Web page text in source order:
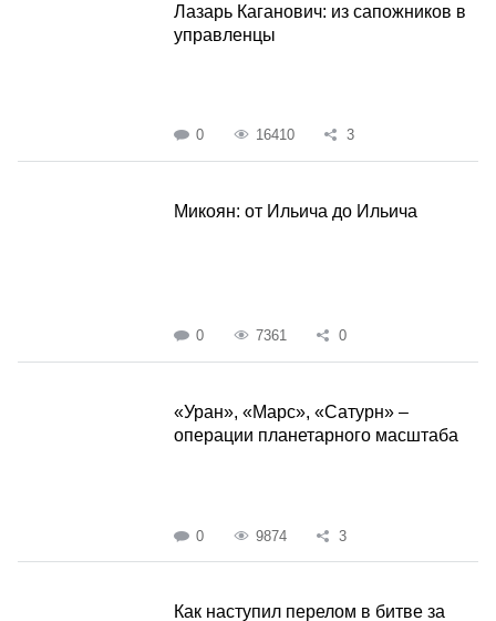
Лазарь Каганович: из сапожников в
управленцы
0 16410 3
Микоян: от Ильича до Ильича
0 7361 0
«Уран», «Марс», «Сатурн» –
операции планетарного масштаба
0 9874 3
Как наступил перелом в битве за